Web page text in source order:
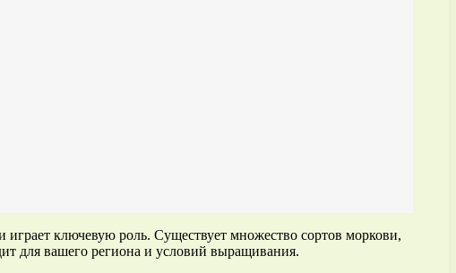
ключевую роль. Существует множество сортов моркови,
для вашего региона и условий выращивания.